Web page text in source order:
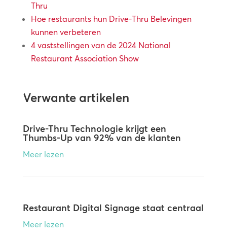
Thru
Hoe restaurants hun Drive-Thru Belevingen
kunnen verbeteren
4 vaststellingen van de 2024 National
Restaurant Association Show
Verwante artikelen
Drive-Thru Technologie krijgt een
Thumbs-Up van 92% van de klanten
Meer lezen
Restaurant Digital Signage staat centraal
Meer lezen